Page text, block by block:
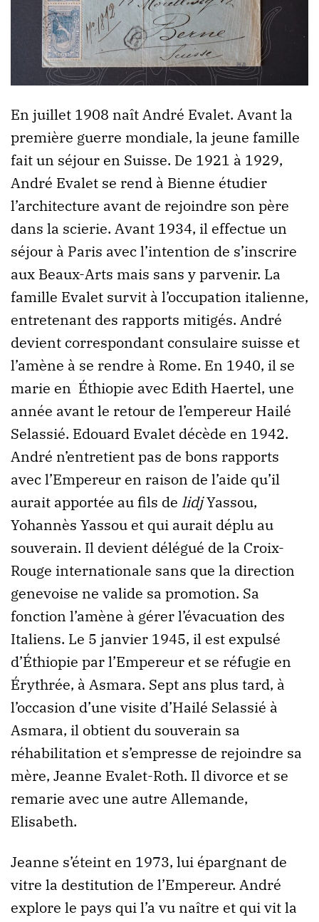
En juillet 1908 naît André Evalet. Avant la
première guerre mondiale, la jeune famille
fait un séjour en Suisse. De 1921 à 1929,
André Evalet se rend à Bienne étudier
l’architecture avant de rejoindre son père
dans la scierie. Avant 1934, il effectue un
séjour à Paris avec l’intention de s’inscrire
aux Beaux-Arts mais sans y parvenir. La
famille Evalet survit à l’occupation italienne,
entretenant des rapports mitigés. André
devient correspondant consulaire suisse et
l’amène à se rendre à Rome. En 1940, il se
marie en Éthiopie avec Edith Haertel, une
année avant le retour de l’empereur Hailé
Selassié. Edouard Evalet décède en 1942.
André n’entretient pas de bons rapports
avec l’Empereur en raison de l’aide qu’il
aurait apportée au fils de lidjYassou,
Yohannès Yassou et qui aurait déplu au
souverain. Il devient délégué de la Croix-
Rouge internationale sans que la direction
genevoise ne valide sa promotion. Sa
fonction l’amène à gérer l’évacuation des
Italiens. Le 5 janvier 1945, il est expulsé
d’Éthiopie par l’Empereur et se réfugie en
Érythrée, à Asmara. Sept ans plus tard, à
l’occasion d’une visite d’Hailé Selassié à
Asmara, il obtient du souverain sa
réhabilitation et s’empresse de rejoindre sa
mère, Jeanne Evalet-Roth. Il divorce et se
remarie avec une autre Allemande,
Elisabeth.
Jeanne s’éteint en 1973, lui épargnant de
vitre la destitution de l’Empereur. André
explore le pays qui l’a vu naître et qui vit la